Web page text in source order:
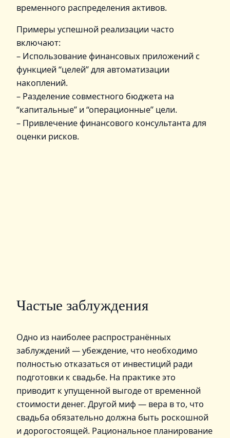
временного распределения активов.
Примеры успешной реализации часто
включают:
– Использование финансовых приложений с
функцией “целей” для автоматизации
накоплений.
– Разделение совместного бюджета на
“капитальные” и “операционные” цели.
– Привлечение финансового консультанта для
оценки рисков.
Частые заблуждения
Одно из наиболее распространённых
заблуждений — убеждение, что необходимо
полностью отказаться от инвестиций ради
подготовки к свадьбе. На практике это
приводит к упущенной выгоде от временной
стоимости денег. Другой миф — вера в то, что
свадьба обязательно должна быть роскошной
и дорогостоящей. Рациональное планирование